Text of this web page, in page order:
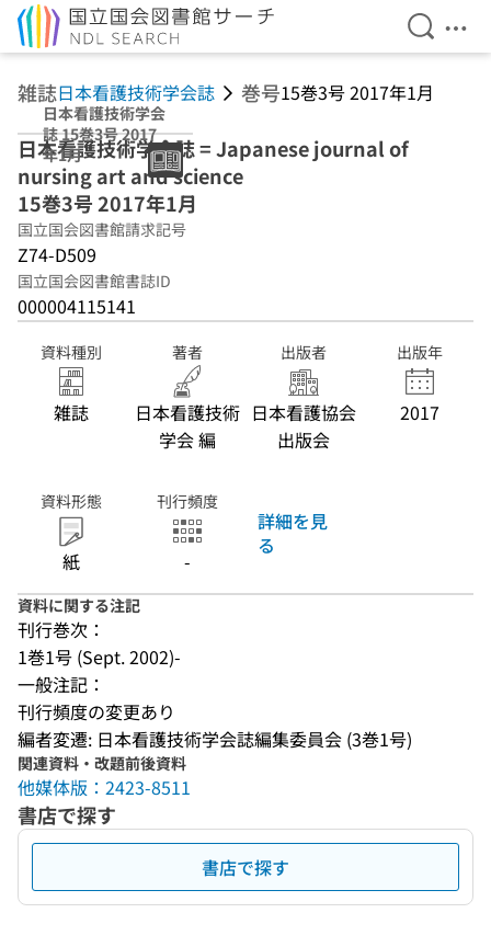
検索を
メ
雑誌日本看護技術学会誌 巻号15巻3号 2017年1月
日本看護技術学会
誌 15巻3号 2017
年1月
日本看護技術学会誌 = Japanese journal of
nursing art and science
15巻3号 2017年1月
国立国会図書館請求記号
Z74-D509
国立国会図書館書誌ID
000004115141
資料種別
雑誌
著者
日本看護技術
学会 編
出版者
日本看護協会
出版会
出版年
2017
資料形態
紙
刊行頻度
-
詳細を見
る
資料に関する注記
刊行巻次：
1巻1号 (Sept. 2002)-
一般注記：
刊行頻度の変更あり
編者変遷: 日本看護技術学会誌編集委員会 (3巻1号)
関連資料・改題前後資料
他媒体版：2423-8511
書店で探す
書店で探す